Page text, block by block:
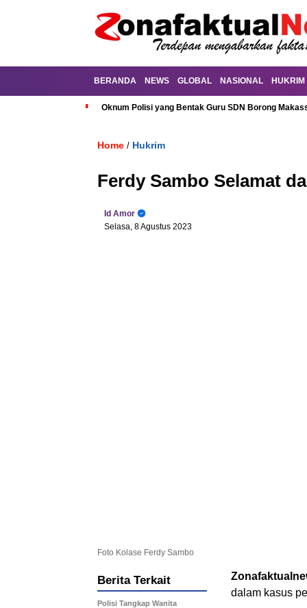
BERANDA NEWS GLOBAL NASIONAL HUKRIM
Oknum Polisi yang Bentak Guru SDN Borong
Home / Hukrim
Ferdy Sambo Selamat
Id Amor
Selasa, 8 Agustus 2023
Foto Kolase Ferdy Sambo
dalam kasus
Berita Terkait
Polisi Tangkap Wanita